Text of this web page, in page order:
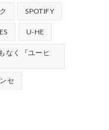
SPOTIFY
U-HE
なく『ユーヒ
セ